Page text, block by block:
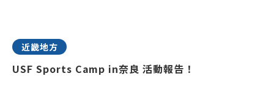
近畿地方
USF Sports Camp in奈良 活動報告！